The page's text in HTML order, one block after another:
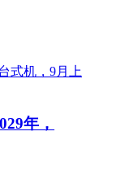
年，